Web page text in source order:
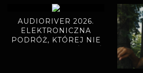
AUDIORIVER 2026.
ELEKTRONICZNA
PODRÓŻ, KTÓREJ NIE